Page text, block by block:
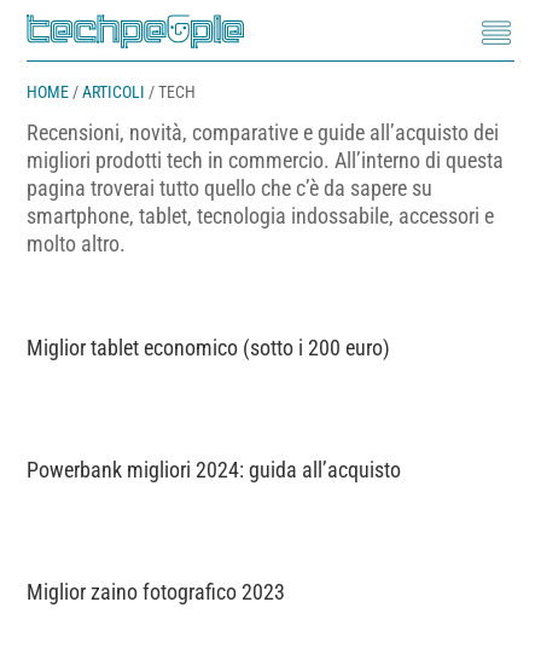
HOME /ARTICOLI /TECH
Recensioni, novità, comparative e guide all’acquisto dei
migliori prodotti tech in commercio. All’interno di questa
pagina troverai tutto quello che c’è da sapere su
smartphone, tablet, tecnologia indossabile, accessori e
molto altro.
Miglior tablet economico (sotto i 200 euro)
Powerbank migliori 2024: guida all’acquisto
Miglior zaino fotografico 2023